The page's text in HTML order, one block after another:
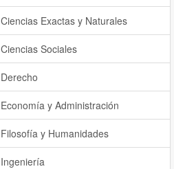
Ciencias Exactas y Naturales
Ciencias Sociales
Derecho
Economía y Administración
Filosofía y Humanidades
Ingeniería